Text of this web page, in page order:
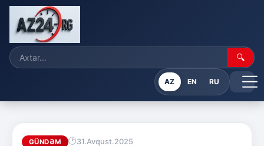
🔍
AZ EN RU
GÜNDƏM 31.Avqust.2025